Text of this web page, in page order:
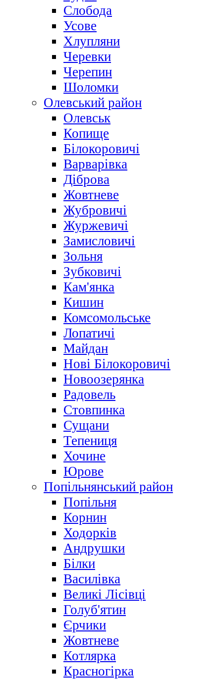
Слобода
Усове
Хлупляни
Черевки
Черепин
Шоломки
Олевський район
Олевськ
Копище
Білокоровичі
Варварівка
Діброва
Жовтневе
Жубровичі
Журжевичі
Замисловичі
Зольня
Зубковичі
Кам'янка
Кишин
Комсомольське
Лопатичі
Майдан
Нові Білокоровичі
Новоозерянка
Радовель
Стовпинка
Сущани
Тепениця
Хочине
Юрове
Попільнянський район
Попільня
Корнин
Ходорків
Андрушки
Білки
Василівка
Великі Лісівці
Голуб'ятин
Єрчики
Жовтневе
Котлярка
Красногірка